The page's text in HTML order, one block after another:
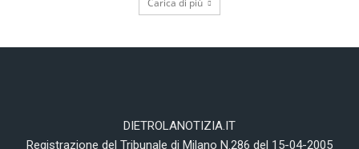
Carica di più
DIETROLANOTIZIA.IT
Registrazione del Tribunale di Milano N.286 del 15-04-2005